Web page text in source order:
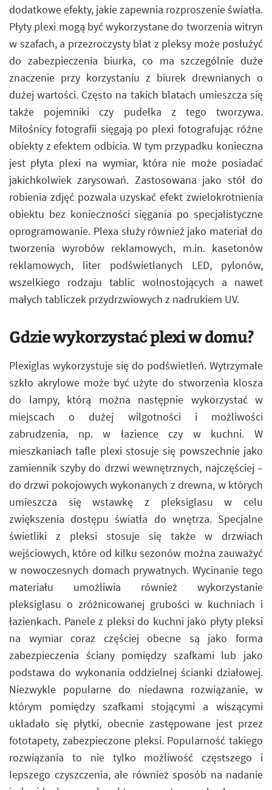
dodatkowe efekty, jakie zapewnia rozproszenie światła.
Płyty plexi mogą być wykorzystane do tworzenia witryn
w szafach, a przezroczysty blat z pleksy może posłużyć
do zabezpieczenia biurka, co ma szczególnie duże
znaczenie przy korzystaniu z biurek drewnianych o
dużej wartości. Często na takich blatach umieszcza się
także pojemniki czy pudełka z tego tworzywa.
Miłośnicy fotografii sięgają po plexi fotografując różne
obiekty z efektem odbicia. W tym przypadku konieczna
jest płyta plexi na wymiar, która nie może posiadać
jakichkolwiek zarysowań. Zastosowana jako stół do
robienia zdjęć pozwala uzyskać efekt zwielokrotnienia
obiektu bez konieczności sięgania po specjalistyczne
oprogramowanie. Plexa służy również jako materiał do
tworzenia wyrobów reklamowych, m.in. kasetonów
reklamowych, liter podświetlanych LED, pylonów,
wszelkiego rodzaju tablic wolnostojących a nawet
małych tabliczek przydrzwiowych z nadrukiem UV.
Gdzie wykorzystać plexi w domu?
Plexiglas wykorzystuje się do podświetleń. Wytrzymałe
szkło akrylowe może być użyte do stworzenia klosza
do lampy, którą można następnie wykorzystać w
miejscach o dużej wilgotności i możliwości
zabrudzenia, np. w łazience czy w kuchni. W
mieszkaniach tafle plexi stosuje się powszechnie jako
zamiennik szyby do drzwi wewnętrznych, najczęściej –
do drzwi pokojowych wykonanych z drewna, w których
umieszcza się wstawkę z pleksiglasu w celu
zwiększenia dostępu światła do wnętrza. Specjalne
świetliki z pleksi stosuje się także w drzwiach
wejściowych, które od kilku sezonów można zauważyć
w nowoczesnych domach prywatnych. Wycinanie tego
materiału umożliwia również wykorzystanie
pleksiglasu o zróżnicowanej grubości w kuchniach i
łazienkach. Panele z pleksi do kuchni jako płyty pleksi
na wymiar coraz częściej obecne są jako forma
zabezpieczenia ściany pomiędzy szafkami lub jako
podstawa do wykonania oddzielnej ścianki działowej.
Niezwykle popularne do niedawna rozwiązanie, w
którym pomiędzy szafkami stojącymi a wiszącymi
układało się płytki, obecnie zastępowane jest przez
fototapety, zabezpieczone pleksi. Popularność takiego
rozwiązania to nie tylko możliwość częstszego i
lepszego czyszczenia, ale również sposób na nadanie